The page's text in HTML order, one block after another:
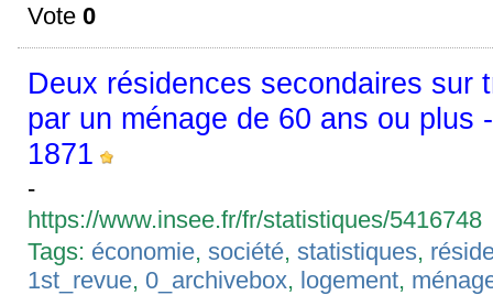
Vote0
Deux résidences secondaires sur
par un ménage de 60 ans ou plus
1871
-
https://www.insee.fr/fr/statistiques/5416748
Tags: économie,société,statistiques,
1st_revue,0_archivebox, logement,